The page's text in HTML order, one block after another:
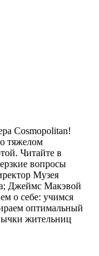
Cosmopolitan!
тяжелом
Читайте в
вопросы
Музея
Джеймс Макэвой
о себе: учимся
оптимальный
жительниц